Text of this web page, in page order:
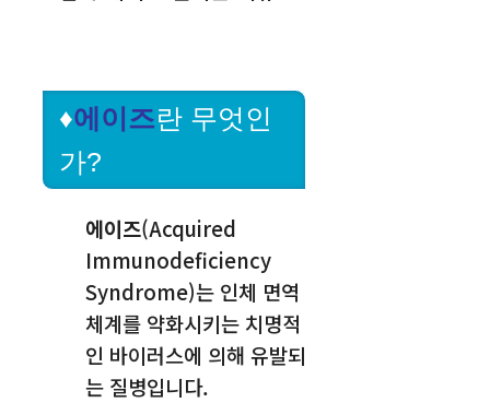
♦에이즈란 무엇인
가?
에이즈(Acquired
Immunodeficiency
Syndrome)는 인체 면역
체계를 약화시키는 치명적
인 바이러스에 의해 유발되
는 질병입니다.